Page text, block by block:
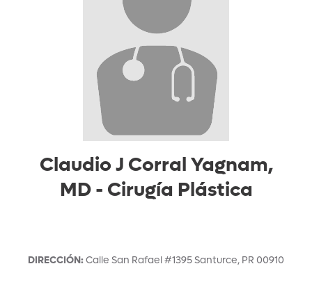
Claudio J Corral Yagnam,
MD - Cirugía Plástica
DIRECCIÓN:Calle San Rafael #1395Santurce, PR 00910